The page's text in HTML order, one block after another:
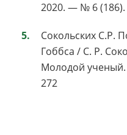
2020. — № 6
Сокольских С.Р.
Гоббса / С. Р.
Молодой ученый.
272